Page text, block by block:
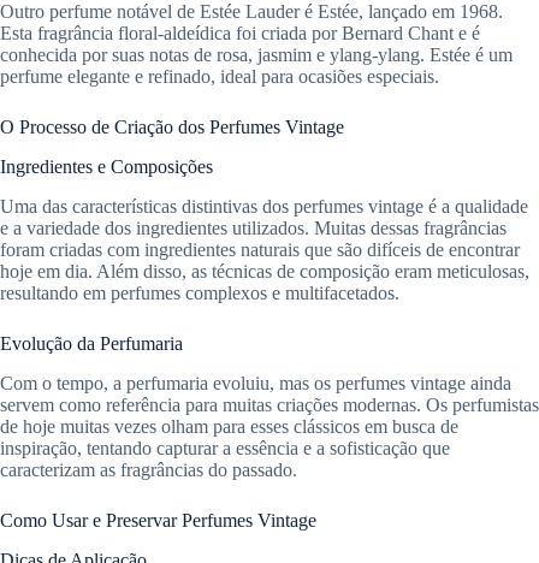
Outro perfume notável de Estée Lauder é Estée, lançado em 1968.
Esta fragrância floral-aldeídica foi criada por Bernard Chant e é
conhecida por suas notas de rosa, jasmim e ylang-ylang. Estée é um
perfume elegante e refinado, ideal para ocasiões especiais.
O Processo de Criação dos Perfumes Vintage
Ingredientes e Composições
Uma das características distintivas dos perfumes vintage é a qualidade
e a variedade dos ingredientes utilizados. Muitas dessas fragrâncias
foram criadas com ingredientes naturais que são difíceis de encontrar
hoje em dia. Além disso, as técnicas de composição eram meticulosas,
resultando em perfumes complexos e multifacetados.
Evolução da Perfumaria
Com o tempo, a perfumaria evoluiu, mas os perfumes vintage ainda
servem como referência para muitas criações modernas. Os perfumistas
de hoje muitas vezes olham para esses clássicos em busca de
inspiração, tentando capturar a essência e a sofisticação que
caracterizam as fragrâncias do passado.
Como Usar e Preservar Perfumes Vintage